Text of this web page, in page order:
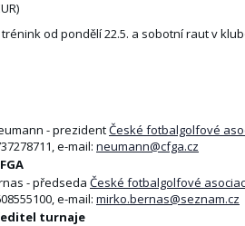
trénink od pondělí 22.5. a sobotní raut v
- prezidentČeské fotbalgolfové
e-mail: neumann@cfga.cz
- předseda České fotbalgolfové
e-mail: mirko.bernas@seznam.cz
turnaje